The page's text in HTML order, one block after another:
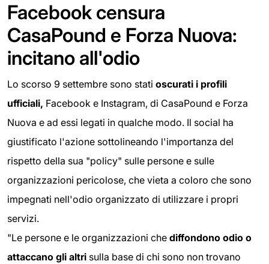
Facebook censura
CasaPound e Forza Nuova:
incitano all'odio
Lo scorso 9 settembre sono stati oscurati i profili
ufficiali, Facebook e Instagram, di CasaPound e Forza
Nuova e ad essi legati in qualche modo. Il social ha
giustificato l'azione sottolineando l'importanza del
rispetto della sua "policy" sulle persone e sulle
organizzazioni pericolose, che vieta a coloro che sono
impegnati nell'odio organizzato di utilizzare i propri
servizi.
"Le persone e le organizzazioni che diffondono odio o
attaccano gli altri sulla base di chi sono non trovano